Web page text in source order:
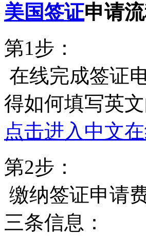
美国签证申请流
第1步：
在线完成签证
得如何填写英
点击进入中文
第2步：
缴纳签证申请
三条信息：